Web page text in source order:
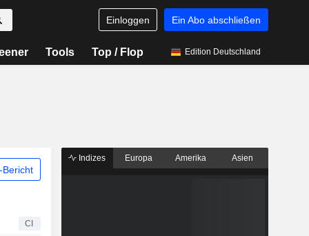
Einloggen Ein Abo abschließen
Tools Top / Flop Edition Deutschland
Bericht
CI
Indizes Europa Amerika Asien